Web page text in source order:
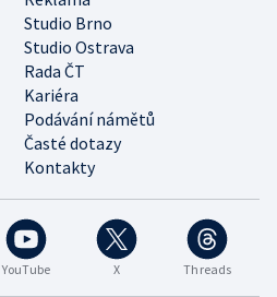
Studio Brno
Studio Ostrava
Rada ČT
Kariéra
Podávání námětů
Časté dotazy
Kontakty
YouTube X Threads